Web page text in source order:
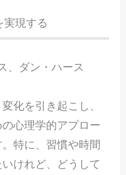
実現する
、ダン・ハース
化を引き起こし、
心理学的アプロー
特に、習慣や時間
けれど、どうして